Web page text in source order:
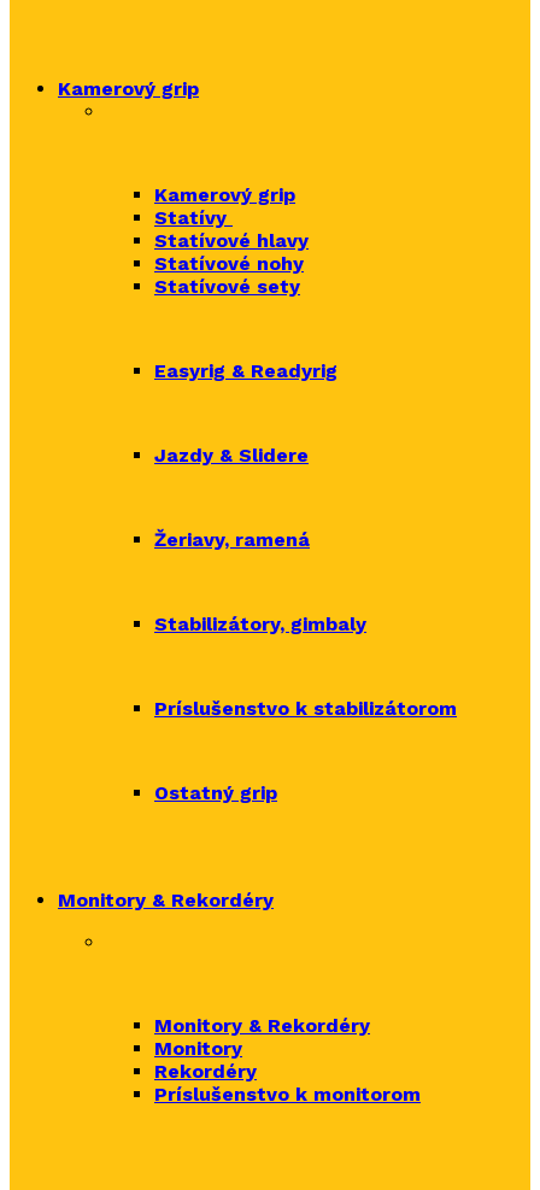
Kamerový grip
Kamerový grip
Statívy
Statívové hlavy
Statívové nohy
Statívové sety
Easyrig & Readyrig
Jazdy & Slidere
Žeriavy, ramená
Stabilizátory, gimbaly
Príslušenstvo k stabilizátorom
Ostatný grip
Monitory & Rekordéry
Monitory & Rekordéry
Monitory
Rekordéry
Príslušenstvo k monitorom